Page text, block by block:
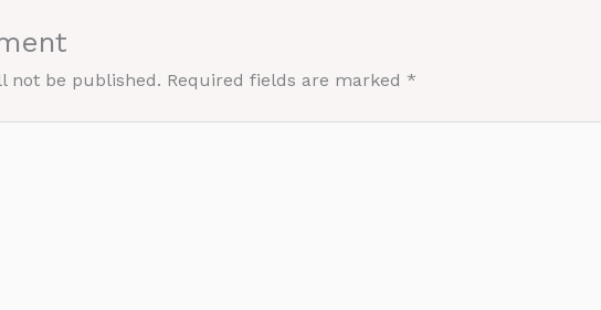
not be published. Required fields are marked *